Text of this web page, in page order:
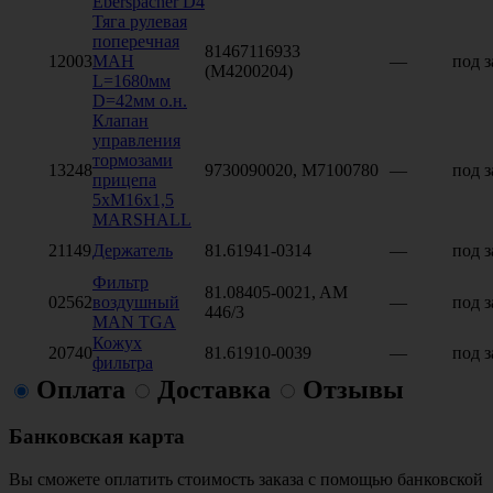
12003
Тяга рулевая
поперечная
МАН
L=1680мм
D=42мм о.н.
81467116933
(M4200204)
— под
13248
Клапан
управления
тормозами
прицепа
5хМ16х1,5
MARSHALL
9730090020, M7100780 — под
21149 Держатель 81.61941-0314 — под
02562
Фильтр
воздушный
MAN TGA
81.08405-0021, AM
446/3
— под
20740
Кожух
фильтра
81.61910-0039 — под
Оплата Доставка Отзывы
Банковская карта
Вы сможете оплатить стоимость заказа с помощью банковской